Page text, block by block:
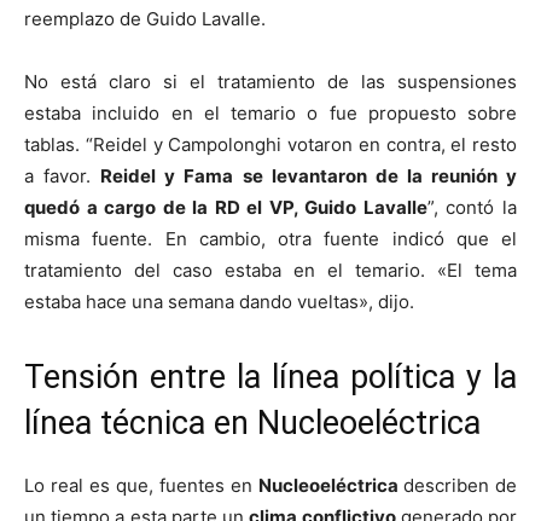
reemplazo de Guido Lavalle.
No está claro si el tratamiento de las suspensiones
estaba incluido en el temario o fue propuesto sobre
tablas. “Reidel y Campolonghi votaron en contra, el resto
a favor. Reidel y Fama se levantaron de la reunión y
quedó a cargo de la RD el VP, Guido Lavalle”, contó la
misma fuente. En cambio, otra fuente indicó que el
tratamiento del caso estaba en el temario. «El tema
estaba hace una semana dando vueltas», dijo.
Tensión entre la línea política y la
línea técnica en Nucleoeléctrica
Lo real es que, fuentes en Nucleoeléctrica describen de